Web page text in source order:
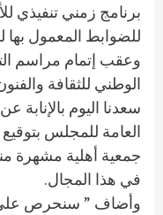
برنامج زمني تنفيذي
للضوابط المعمول
وعقب إتمام مراسم
الوطني للثقافة
سعدنا اليوم بالإنابة
العامة للمجلس
في هذا المجال.
وأضاف ” سنحرص على